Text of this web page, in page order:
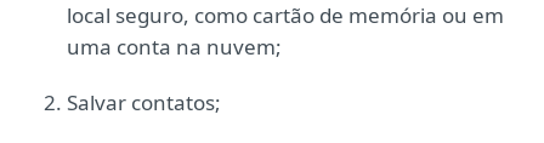
local seguro, como cartão de memória ou em
uma conta na nuvem;
Salvar contatos;